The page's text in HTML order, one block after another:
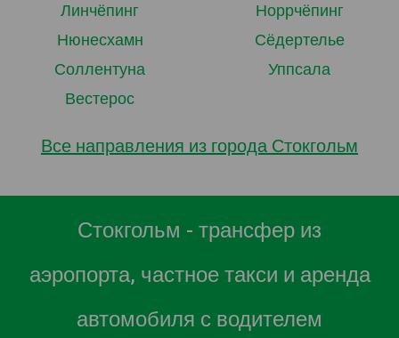
Линчёпинг
Норрчёпинг
Нюнесхамн
Сёдертелье
Соллентуна
Уппсала
Вестерос
Все направления из города Стокгольм
Стокгольм - трансфер из
аэропорта, частное такси и аренда
автомобиля с водителем